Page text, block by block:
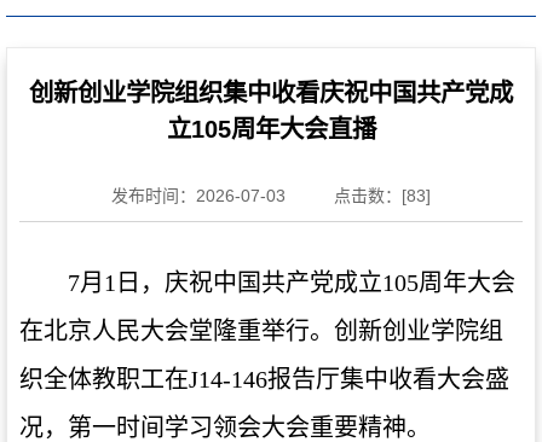
创新创业学院组织集中收看庆祝中国共产党成
立105周年大会直播
发布时间：2026-07-03 点击数：[83]
7月1日，庆祝中国共产党成立105周年大会
在北京人民大会堂隆重举行。创新创业学院组
织全体教职工在J14-146报告厅集中收看大会盛
况，第一时间学习领会大会重要精神。